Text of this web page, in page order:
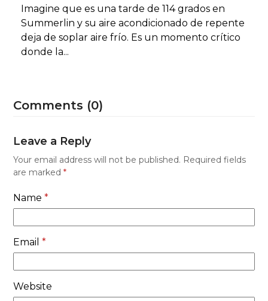
Imagine que es una tarde de 114 grados en
Summerlin y su aire acondicionado de repente
deja de soplar aire frío. Es un momento crítico
donde la...
Comments (0)
Leave a Reply
Your email address will not be published. Required fields
are marked*
Name*
Email*
Website